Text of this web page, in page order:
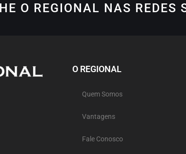
O REGIONAL NAS REDES
O REGIONAL
Quem Somos
Vantagens
Fale Conosco